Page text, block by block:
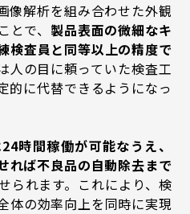
像解析を組み合わせた外観
で、 製品表面の微細なキ
検査員と同等以上の精度で
人の目に頼っていた検査工
的に代替できるようになっ
時間稼働が可能なうえ、
れば不良品の自動除去まで
られます。これにより、検
体の効率向上を同時に実現